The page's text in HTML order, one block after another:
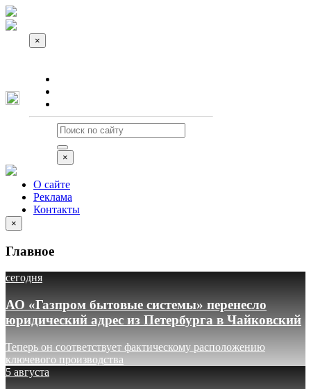
×
×
О сайте
Реклама
Контакты
×
Главное
сегодня
АО «Газпром бытовые системы» перенесло
юридический адрес из Петербурга в Чайковский
Теперь он соответствует фактическому расположению
ключевого производства
5 августа